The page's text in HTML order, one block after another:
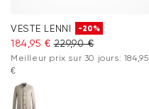
VESTE LENNI -20%
184,95 € 229,90 €
Meilleur prix sur 30 jours: 184,95
€